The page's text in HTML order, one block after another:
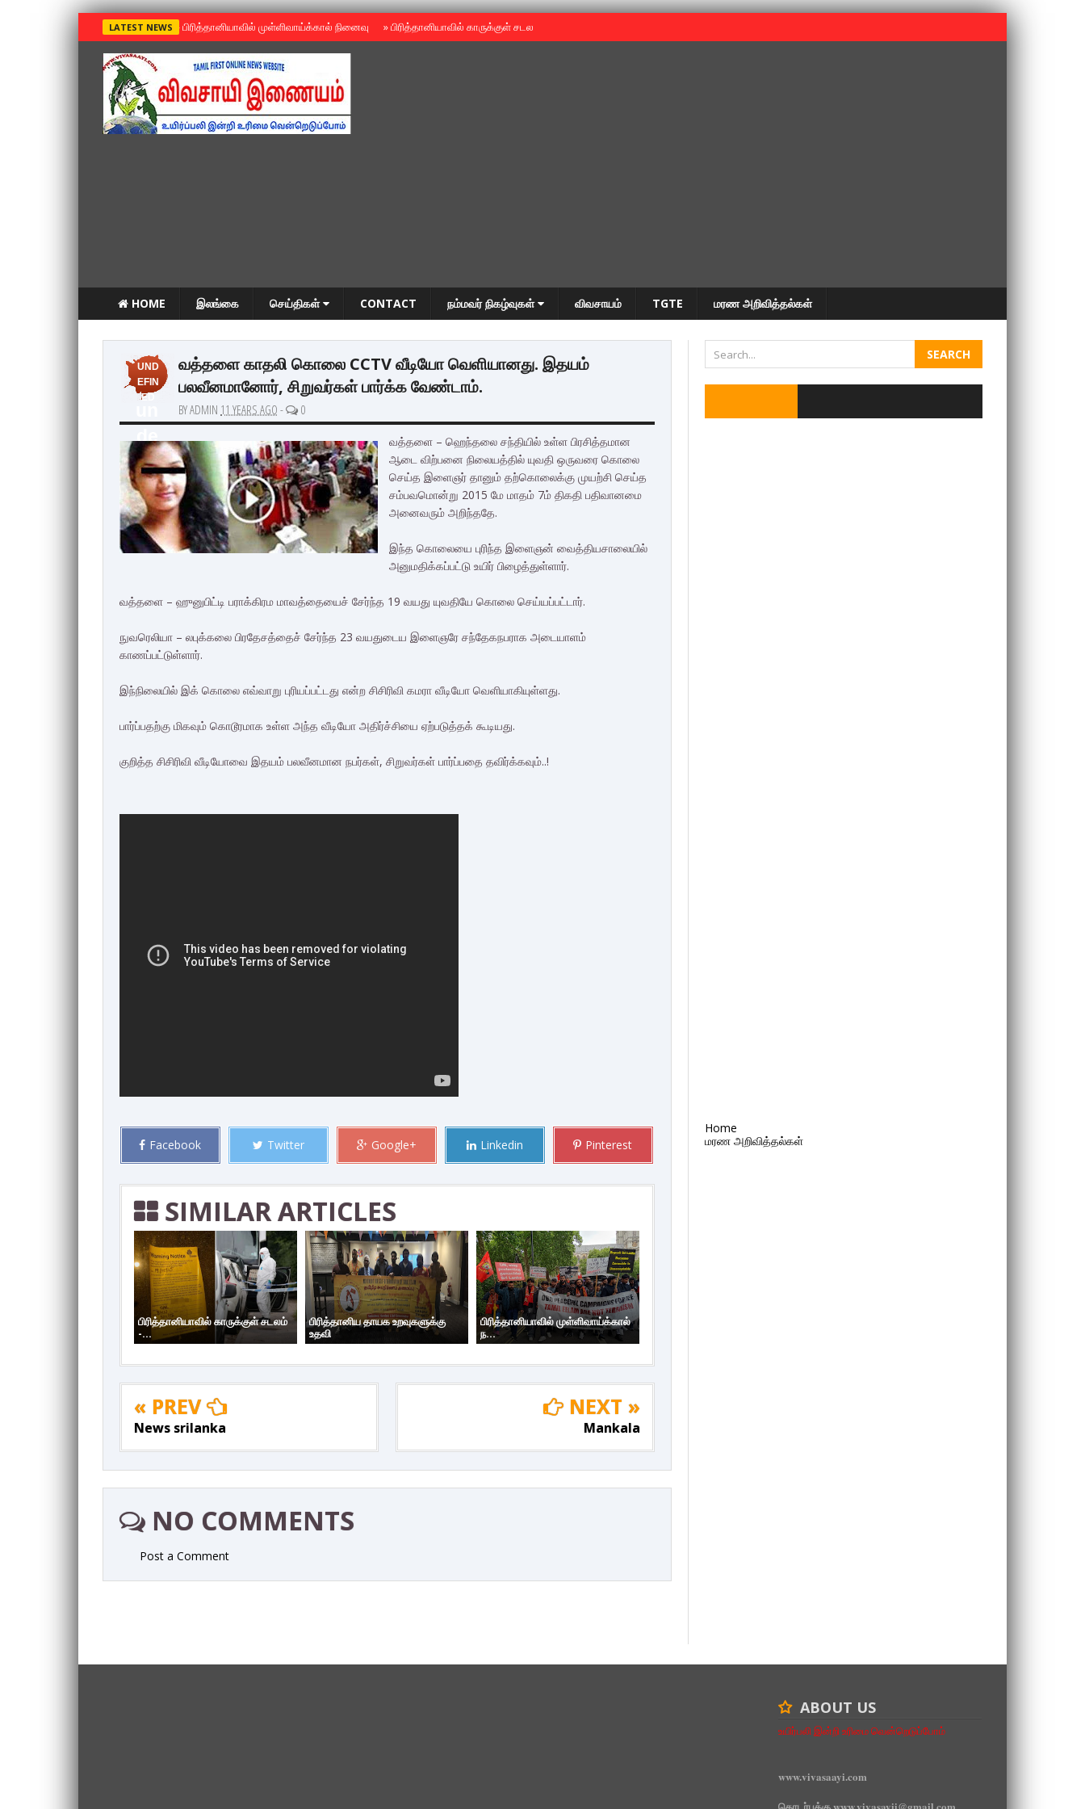
LATEST NEWS »பிரித்தானியாவில் முள்ளிவாய்க்கால் நினைவு »பிரித்தானியாவில் காருக்குள் சடலம் -தமிழருடையதா ?
HOME இலங்கை செய்திகள் CONTACT நம்மவர் நிகழ்வுகள் விவசாயம் TGTE மரண அறிவித்தல்கள்
UND
EFIN
ED
de
fin
ed
வத்தளை காதலி கொலை CCTV வீடியோ வெளியானது. இதயம்
பலவீனமானோர், சிறுவர்கள் பார்க்க வேண்டாம்.
BY ADMIN 11 YEARS AGO - 0
வத்தளை – ஹெந்தலை சந்தியில் உள்ள பிரசித்தமான
ஆடை விற்பனை நிலையத்தில் யுவதி ஒருவரை கொலை
செய்த இளைஞர் தானும் தற்கொலைக்கு முயற்சி செய்த
சம்பவமொன்று 2015 மே மாதம் 7ம் திகதி பதிவானமை
அனைவரும் அறிந்ததே.
இந்த கொலையை புரிந்த இளைஞன் வைத்தியசாலையில்
அனுமதிக்கப்பட்டு உயிர் பிழைத்துள்ளார்.
வத்தளை – ஹுனுபிட்டி பராக்கிரம மாவத்தையைச் சேர்ந்த 19 வயது யுவதியே கொலை செய்யப்பட்டார்.
நுவரெலியா – லபுக்கலை பிரதேசத்தைச் சேர்ந்த 23 வயதுடைய இளைஞரே சந்தேகநபராக அடையாளம்
காணப்பட்டுள்ளார்.
இந்நிலையில் இக் கொலை எவ்வாறு புரியப்பட்டது என்ற சிசிரிவி கமரா வீடியோ வெளியாகியுள்ளது.
பார்ப்பதற்கு மிகவும் கொடூரமாக உள்ள அந்த வீடியோ அதிர்ச்சியை ஏற்படுத்தக் கூடியது.
குறித்த சிசிரிவி வீடியோவை இதயம் பலவீனமான நபர்கள், சிறுவர்கள் பார்ப்பதை தவிர்க்கவும்..!
Facebook Twitter Google+ Linkedin Pinterest
SIMILAR ARTICLES
பிரித்தானியாவில் காருக்குள் சடலம்
-...
பிரித்தானிய தாயக உறவுகளுக்கு
உதவி
பிரித்தானியாவில் முள்ளிவாய்க்கால்
ந...
« PREV
News srilanka
NEXT »
Mankala
NO COMMENTS
Post a Comment
Home
மரண அறிவித்தல்கள்
ABOUT US
உயிர்பலி இன்றி உரிமை வென்றெடுப்போம்
www.vivasaayi.com
தொடர்புக்கு www.vivasayii@gmail.com